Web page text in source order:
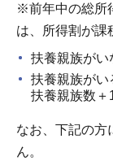
※前年中の総所
は、所得割が課
扶養親族がい
扶養親族がい
扶養親族数＋
なお、下記の方
ん。